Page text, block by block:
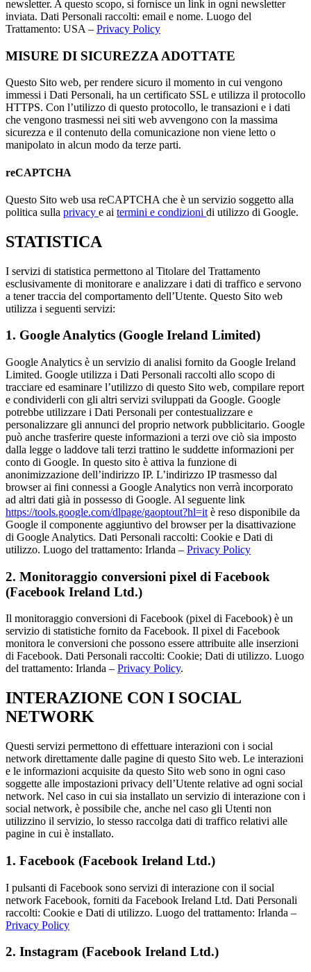
newsletter. A questo scopo, si fornisce un link in ogni newsletter
inviata. Dati Personali raccolti: email e nome. Luogo del
Trattamento: USA – Privacy Policy
MISURE DI SICUREZZA ADOTTATE
Questo Sito web, per rendere sicuro il momento in cui vengono
immessi i Dati Personali, ha un certificato SSL e utilizza il protocollo
HTTPS. Con l’utilizzo di questo protocollo, le transazioni e i dati
che vengono trasmessi nei siti web avvengono con la massima
sicurezza e il contenuto della comunicazione non viene letto o
manipolato in alcun modo da terze parti.
reCAPTCHA
Questo Sito web usa reCAPTCHA che è un servizio soggetto alla
politica sulla privacy e ai termini e condizioni di utilizzo di Google.
STATISTICA
I servizi di statistica permettono al Titolare del Trattamento
esclusivamente di monitorare e analizzare i dati di traffico e servono
a tener traccia del comportamento dell’Utente. Questo Sito web
utilizza i seguenti servizi:
1. Google Analytics (Google Ireland Limited)
Google Analytics è un servizio di analisi fornito da Google Ireland
Limited. Google utilizza i Dati Personali raccolti allo scopo di
tracciare ed esaminare l’utilizzo di questo Sito web, compilare report
e condividerli con gli altri servizi sviluppati da Google. Google
potrebbe utilizzare i Dati Personali per contestualizzare e
personalizzare gli annunci del proprio network pubblicitario. Google
può anche trasferire queste informazioni a terzi ove ciò sia imposto
dalla legge o laddove tali terzi trattino le suddette informazioni per
conto di Google. In questo sito è attiva la funzione di
anonimizzazione dell’indirizzo IP. L’indirizzo IP trasmesso dal
browser ai fini connessi a Google Analytics non verrà incorporato
ad altri dati già in possesso di Google. Al seguente link
https://tools.google.com/dlpage/gaoptout?hl=it è reso disponibile da
Google il componente aggiuntivo del browser per la disattivazione
di Google Analytics. Dati Personali raccolti: Cookie e Dati di
utilizzo. Luogo del trattamento: Irlanda – Privacy Policy
2. Monitoraggio conversioni pixel di Facebook
(Facebook Ireland Ltd.)
Il monitoraggio conversioni di Facebook (pixel di Facebook) è un
servizio di statistiche fornito da Facebook. Il pixel di Facebook
monitora le conversioni che possono essere attribuite alle inserzioni
di Facebook. Dati Personali raccolti: Cookie; Dati di utilizzo. Luogo
del trattamento: Irlanda – Privacy Policy.
INTERAZIONE CON I SOCIAL
NETWORK
Questi servizi permettono di effettuare interazioni con i social
network direttamente dalle pagine di questo Sito web. Le interazioni
e le informazioni acquisite da questo Sito web sono in ogni caso
soggette alle impostazioni privacy dell’Utente relative ad ogni social
network. Nel caso in cui sia installato un servizio di interazione con i
social network, è possibile che, anche nel caso gli Utenti non
utilizzino il servizio, lo stesso raccolga dati di traffico relativi alle
pagine in cui è installato.
1. Facebook (Facebook Ireland Ltd.)
I pulsanti di Facebook sono servizi di interazione con il social
network Facebook, forniti da Facebook Ireland Ltd. Dati Personali
raccolti: Cookie e Dati di utilizzo. Luogo del trattamento: Irlanda –
Privacy Policy
2. Instagram (Facebook Ireland Ltd.)